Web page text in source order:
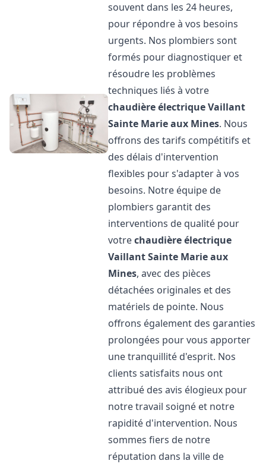
souvent dans les 24 heures,
pour répondre à vos besoins
urgents. Nos plombiers sont
formés pour diagnostiquer et
résoudre les problèmes
techniques liés à votre
chaudière électrique Vaillant
Sainte Marie aux Mines. Nous
offrons des tarifs compétitifs et
des délais d'intervention
flexibles pour s'adapter à vos
besoins. Notre équipe de
plombiers garantit des
interventions de qualité pour
votrechaudière électrique
VaillantSainte Marie aux
Mines, avec des pièces
détachées originales et des
matériels de pointe. Nous
offrons également des garanties
prolongées pour vous apporter
une tranquillité d'esprit. Nos
clients satisfaits nous ont
attribué des avis élogieux pour
notre travail soigné et notre
rapidité d'intervention. Nous
sommes fiers de notre
réputation dans la ville de